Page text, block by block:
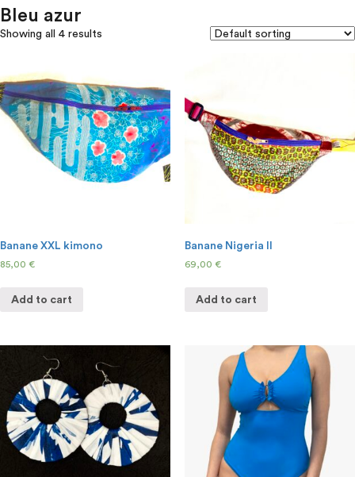
Bleu azur
Showing all 4 results
Banane XXL kimono
85,00 €
Add to cart
Banane Nigeria II
69,00 €
Add to cart